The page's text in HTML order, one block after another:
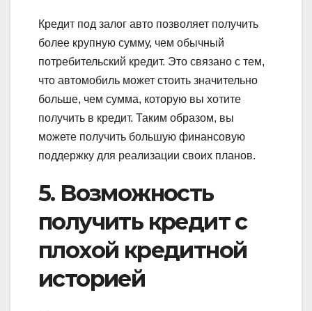
Кредит под залог авто позволяет получить
более крупную сумму, чем обычный
потребительский кредит. Это связано с тем,
что автомобиль может стоить значительно
больше, чем сумма, которую вы хотите
получить в кредит. Таким образом, вы
можете получить большую финансовую
поддержку для реализации своих планов.
5. Возможность
получить кредит с
плохой кредитной
историей